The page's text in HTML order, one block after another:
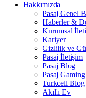
Hakkımızda
Pasaj Genel
Haberler &
Kurumsal
Kariyer
Gizlilik ve
Pasaj İletişim
Pasaj Blog
Pasaj Gaming
Turkcell Blog
Akıllı Ev